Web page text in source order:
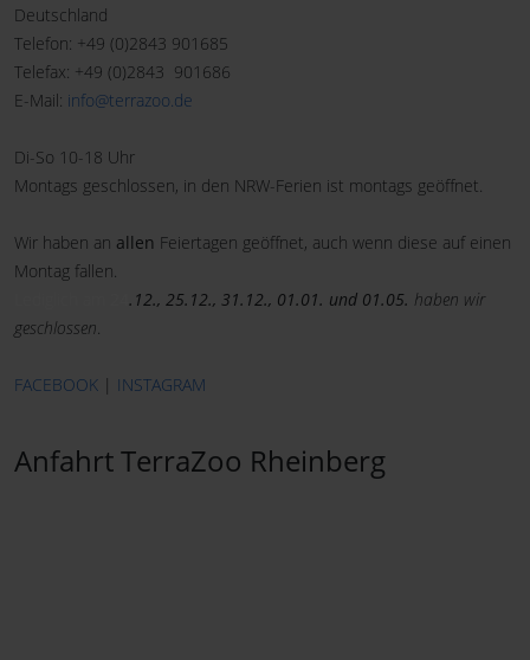
Deutschland
Telefon: +49 (0)2843 901685
Telefax: +49 (0)2843 901686
E-Mail: info@terrazoo.de
Di-So 10-18 Uhr
Montags geschlossen, in den NRW-Ferien ist montags geöffnet.
Wir haben an allen Feiertagen geöffnet, auch wenn diese auf einen
Montag fallen.
.12., 25.12., 31.12., 01.01. und 01.05. haben wir
geschlossen.
FACEBOOK | INSTAGRAM
Anfahrt TerraZoo Rheinberg